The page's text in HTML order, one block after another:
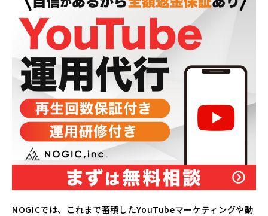
NOGICでは、これまで蓄積したYouTubeマーケティングや動